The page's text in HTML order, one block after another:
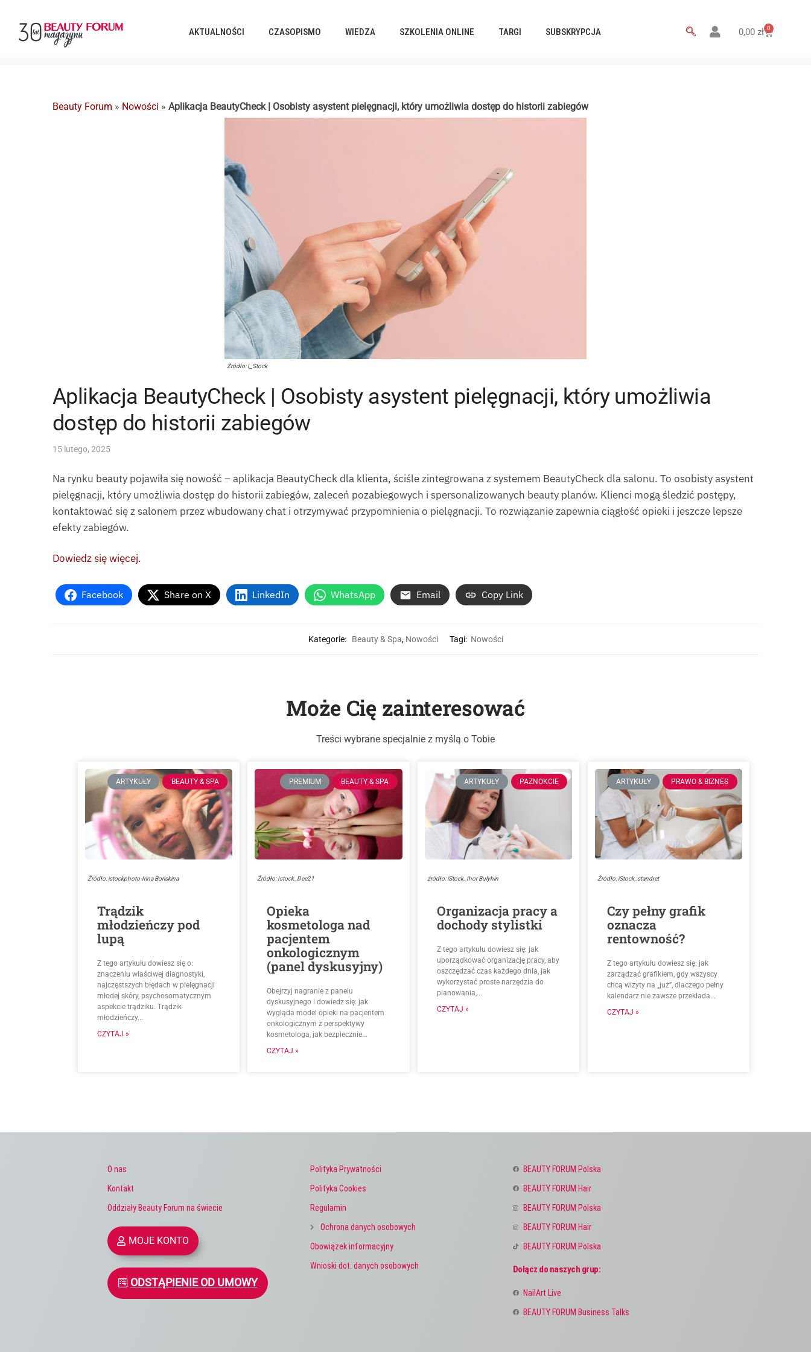
AKTUALNOŚCI CZASOPISMO WIEDZA SZKOLENIA ONLINE TARGI SUBSKRYPCJA 0,00 zł 0
Beauty Forum » Nowości » Aplikacja BeautyCheck | Osobisty asystent pielęgnacji, który umożliwia dostęp do historii zabiegów
Źródło: I_Stock
Aplikacja BeautyCheck | Osobisty asystent pielęgnacji, który umożliwia
dostęp do historii zabiegów
15 lutego, 2025
Na rynku beauty pojawiła się nowość – aplikacja BeautyCheck dla klienta, ściśle zintegrowana z systemem BeautyCheck dla salonu. To osobisty asystent
pielęgnacji, który umożliwia dostęp do historii zabiegów, zaleceń pozabiegowych i spersonalizowanych beauty planów. Klienci mogą śledzić postępy,
kontaktować się z salonem przez wbudowany chat i otrzymywać przypomnienia o pielęgnacji. To rozwiązanie zapewnia ciągłość opieki i jeszcze lepsze
efekty zabiegów.
Dowiedz się więcej.
Facebook Share on X LinkedIn WhatsApp Email Copy Link
Kategorie: Beauty & Spa, Nowości Tagi: Nowości
Może Cię zainteresować
Treści wybrane specjalnie z myślą o Tobie
ARTYKUŁY BEAUTY & SPA
Źródło: istockphoto-Irina Boriskina
Trądzik
młodzieńczy pod
lupą
Z tego artykułu dowiesz się o:
znaczeniu właściwej diagnostyki,
najczęstszych błędach w pielęgnacji
młodej skóry, psychosomatycznym
aspekcie trądziku. Trądzik
młodzieńczy...
CZYTAJ »
PREMIUM BEAUTY & SPA
Źródło: Istock_Dee21
Opieka
kosmetologa nad
pacjentem
onkologicznym
(panel dyskusyjny)
Obejrzyj nagranie z panelu
dyskusyjnego i dowiedz się: jak
wygląda model opieki na pacjentem
onkologicznym z perspektywy
kosmetologa, jak bezpiecznie...
CZYTAJ »
ARTYKUŁY PAZNOKCIE
źródło: iStock_Ihor Bulyhin
Organizacja pracy a
dochody stylistki
Z tego artykułu dowiesz się: jak
uporządkować organizację pracy, aby
oszczędzać czas każdego dnia, jak
wykorzystać proste narzędzia do
planowania,...
CZYTAJ »
ARTYKUŁY PRAWO & BIZNES
Źródło: iStock_standret
Czy pełny grafik
oznacza
rentowność?
Z tego artykułu dowiesz się: jak
zarządzać grafikiem, gdy wszyscy
chcą wizyty na „już”, dlaczego pełny
kalendarz nie zawsze przekłada...
CZYTAJ »
O nas
Kontakt
Oddziały Beauty Forum na świecie
MOJE KONTO
ODSTĄPIENIE OD UMOWY
Polityka Prywatności
Polityka Cookies
Regulamin
Ochrona danych osobowych
Obowiązek informacyjny
Wnioski dot. danych osobowych
BEAUTY FORUM Polska
BEAUTY FORUM Hair
BEAUTY FORUM Polska
BEAUTY FORUM Hair
BEAUTY FORUM Polska
Dołącz do naszych grup:
NailArt Live
BEAUTY FORUM Business Talks